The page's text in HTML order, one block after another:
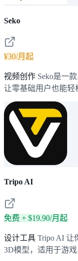
Seko
¥30/月起
视频创作 Seko是一
让零基础用户也能轻
Tripo AI
免费 + $19.90/月起
设计工具 Tripo AI 让
3D模型，适用于游